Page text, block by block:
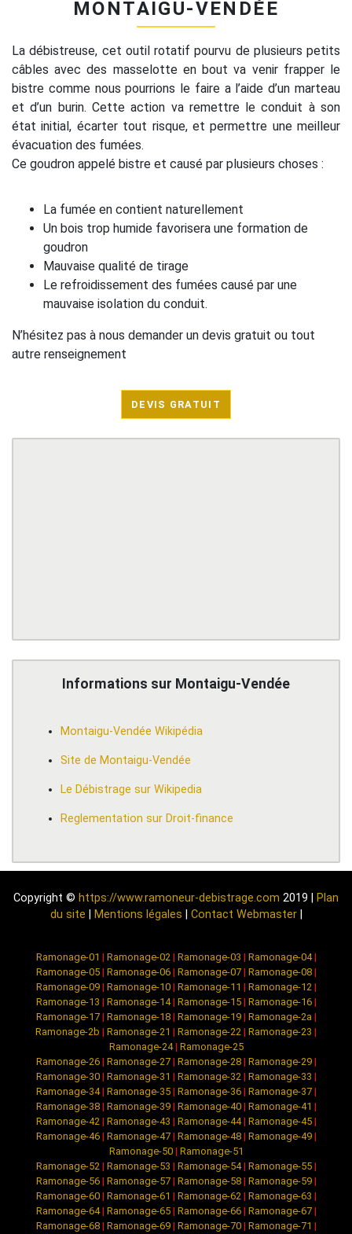
MONTAIGU-VENDÉE
La débistreuse, cet outil rotatif pourvu de plusieurs petits
câbles avec des masselotte en bout va venir frapper le
bistre comme nous pourrions le faire a l’aide d’un marteau
et d’un burin. Cette action va remettre le conduit à son
état initial, écarter tout risque, et permettre une meilleur
évacuation des fumées.
Ce goudron appelé bistre et causé par plusieurs choses :
La fumée en contient naturellement
Un bois trop humide favorisera une formation de
goudron
Mauvaise qualité de tirage
Le refroidissement des fumées causé par une
mauvaise isolation du conduit.
N’hésitez pas à nous demander un devis gratuit ou tout
autre renseignement
DEVIS GRATUIT
Informations sur Montaigu-Vendée
Montaigu-Vendée Wikipédia
Site de Montaigu-Vendée
Le Débistrage sur Wikipedia
Reglementation sur Droit-finance
Copyright © https://www.ramoneur-debistrage.com 2019 | Plan
du site
Mentions légales Contact Webmaster|
Ramonage-01 | Ramonage-02| Ramonage-03 | Ramonage-04|
Ramonage-05| Ramonage-06| Ramonage-07| Ramonage-08|
Ramonage-09| Ramonage-10| Ramonage-11 | Ramonage-12|
Ramonage-13 | Ramonage-14| Ramonage-15| Ramonage-16|
Ramonage-17| Ramonage-18| Ramonage-19| Ramonage-2a |
Ramonage-2b | Ramonage-21 | Ramonage-22 | Ramonage-23 |
Ramonage-24| Ramonage-25
Ramonage-26| Ramonage-27| Ramonage-28| Ramonage-29|
Ramonage-30| Ramonage-31 | Ramonage-32| Ramonage-33 |
Ramonage-34| Ramonage-35| Ramonage-36| Ramonage-37|
Ramonage-38| Ramonage-39| Ramonage-40| Ramonage-41 |
Ramonage-42| Ramonage-43 | Ramonage-44| Ramonage-45|
Ramonage-46| Ramonage-47| Ramonage-48| Ramonage-49|
Ramonage-50| Ramonage-51
Ramonage-52| Ramonage-53 | Ramonage-54| Ramonage-55|
Ramonage-56| Ramonage-57| Ramonage-58| Ramonage-59|
Ramonage-60| Ramonage-61 | Ramonage-62| Ramonage-63 |
Ramonage-64| Ramonage-65| Ramonage-66| Ramonage-67|
Ramonage-68| Ramonage-69| Ramonage-70| Ramonage-71 |